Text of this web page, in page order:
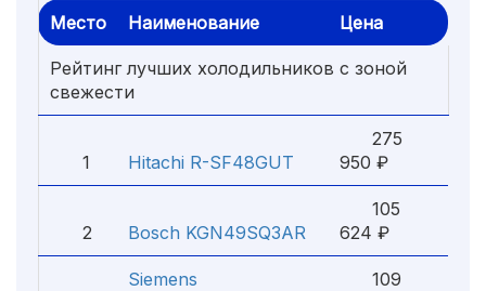
Место Наименование Цена
Рейтинг лучших холодильников с зоной
свежести
1 Hitachi R-SF48GUT
275
950 ₽
2 Bosch KGN49SQ3AR
105
624 ₽
Siemens
109